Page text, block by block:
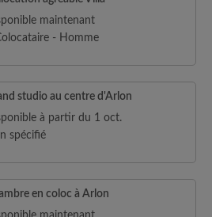
maintenant
- Homme
studio au centre d'Arlon
à partir du 1 oct.
spécifié
en coloc à Arlon